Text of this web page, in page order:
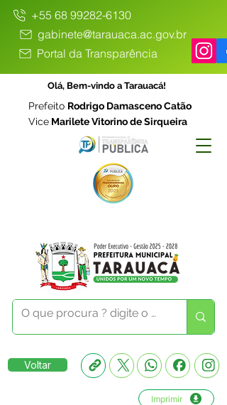
+55 68 99282-6130
gabinete@tarauaca.ac.gov.br
Portal da Transparência
Olá, Bem-vindo a Tarauacá!
Prefeito Rodrigo Damasceno Catão
Vice Marilete Vitorino de Sirqueira
Voltar
Imprimir